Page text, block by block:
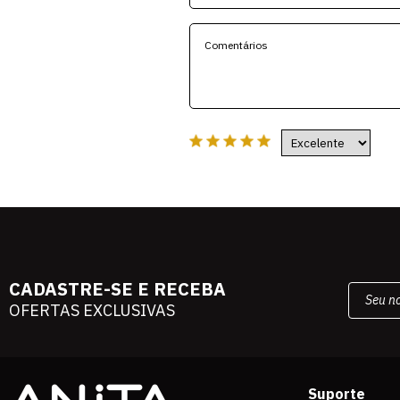
CADASTRE-SE E RECEBA
OFERTAS EXCLUSIVAS
Suporte